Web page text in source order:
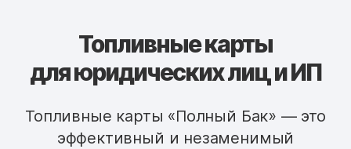
Топливные карты
для юридических лиц и ИП
Топливные карты «Полный Бак» — это
эффективный и незаменимый